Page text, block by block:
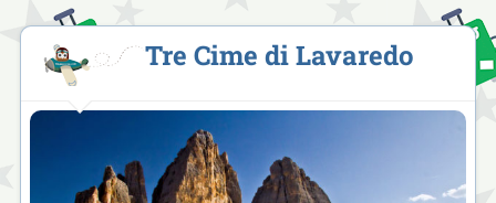
Tre Cime di Lavaredo